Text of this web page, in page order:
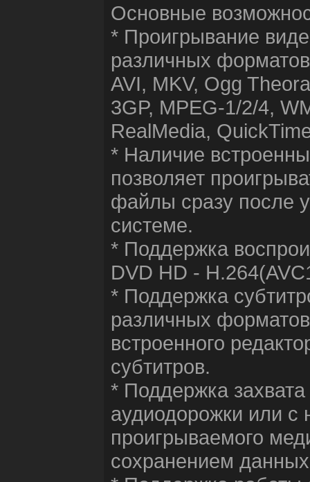
Основные
* Проигрывание
различных
AVI, MKV, Ogg
3GP, MPEG-1/2/4,
RealMedia,
* Наличие
позволяет
файлы сразу после
системе.
* Поддержка
DVD HD -
* Поддержка
различных
встроенного
субтитров.
* Поддержка
аудиодорожки или с
проигрываемого
сохранением